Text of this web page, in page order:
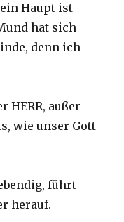
Haupt ist
hat sich
denn ich
HERR, außer
wie unser Gott
führt
herauf.